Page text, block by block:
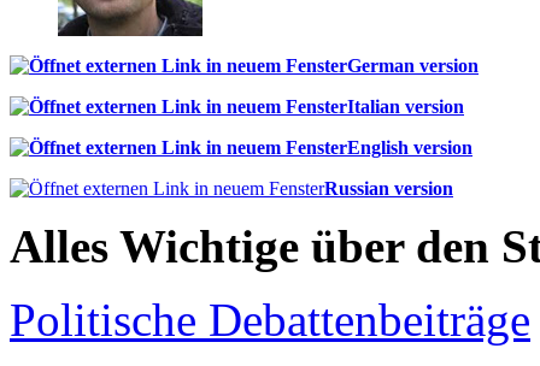
German version
Italian version
English version
Russian version
Alles Wichtige über den
Politische Debattenbeiträge